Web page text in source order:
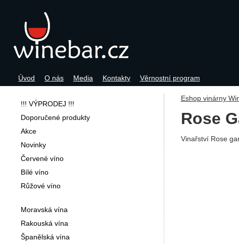
Eshop vinárny
Rose
Vinařství Rose
!!! VÝPRODEJ !!!
Doporučené produkty
Akce
Novinky
Červené víno
Bílé víno
Růžové víno
Moravská vína
Rakouská vína
Španělská vína
Navigace
Úvod O nás Media Kontakty Věrnostní program